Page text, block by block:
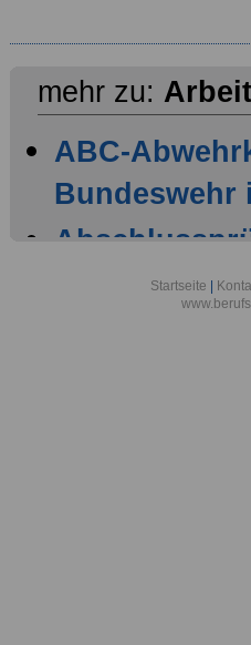
mehr zu:
ABC-
Bundeswehr
Startseite